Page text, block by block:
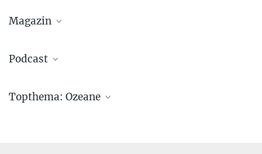
Max-Planck-Institut für Meteorologie, Hamburg
© David Ausserhofer
Dr. Denise Müller-Dum
Magazin
Podcast
Topthema: Ozeane